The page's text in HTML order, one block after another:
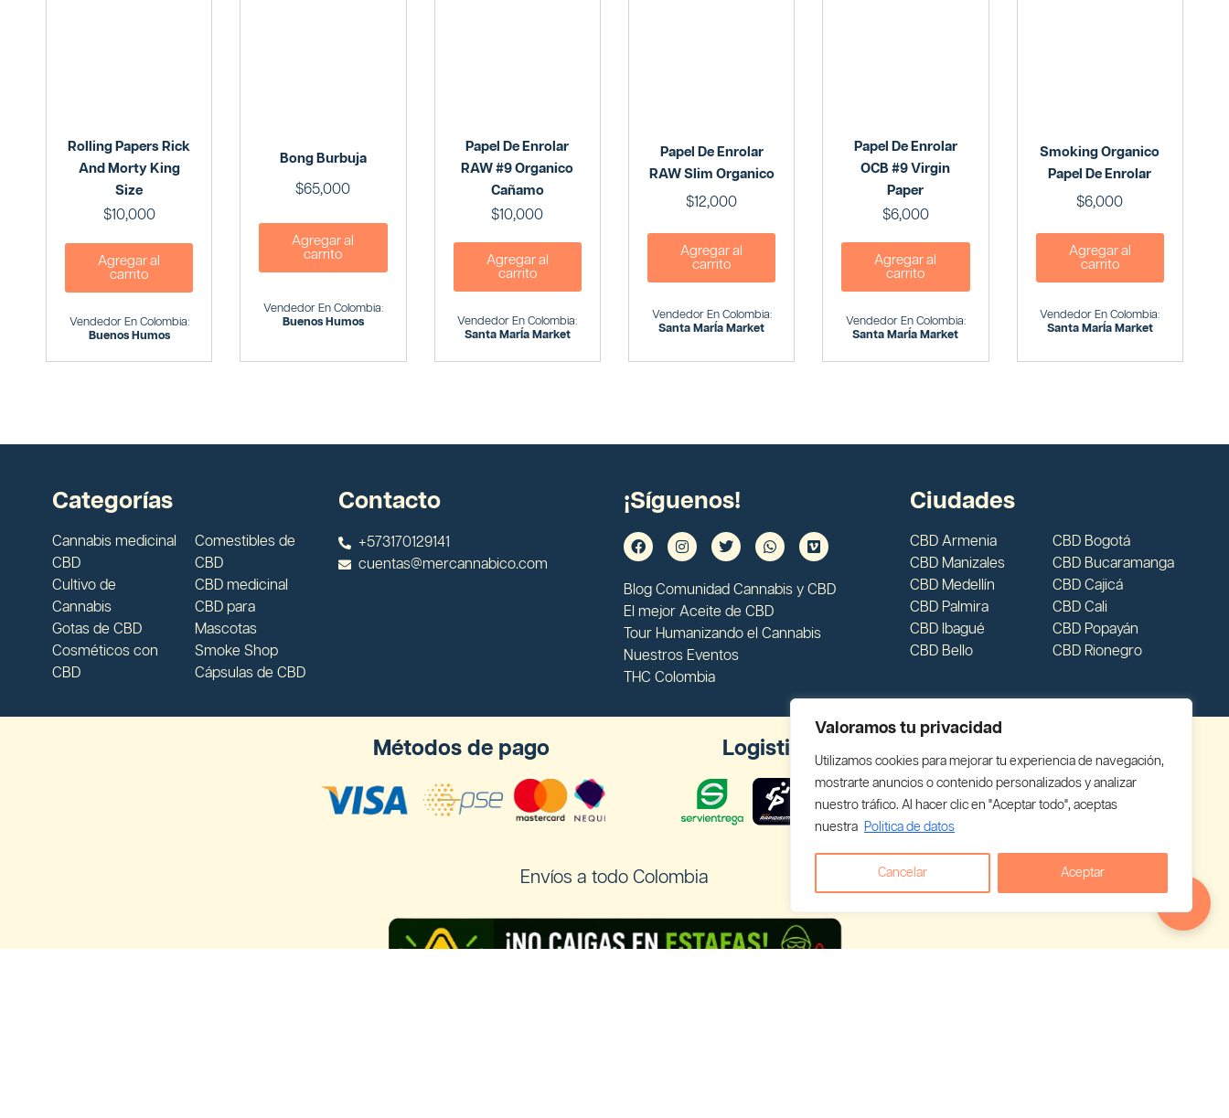
Valoramos tu privacidad
Utilizamos cookies para mejorar tu experiencia de navegación,
mostrarte anuncios o contenido personalizados y analizar
nuestro tráfico. Al hacer clic en "Aceptar todo", aceptas
nuestra Politica de datos
Cancelar Aceptar
Rolling Papers Rick
And Morty King
Size
$10,000
Agregar al
carrito
Vendedor En Colombia:
Buenos Humos
Bong Burbuja
$65,000
Agregar al
carrito
Vendedor En Colombia:
Buenos Humos
Papel De Enrolar
RAW #9 Organico
Cañamo
$10,000
Agregar al
carrito
Vendedor En Colombia:
Santa MarÍa Market
Papel De Enrolar
RAW Slim Organico
$12,000
Agregar al
carrito
Vendedor En Colombia:
Santa MarÍa Market
Papel De Enrolar
OCB #9 Virgin
Paper
$6,000
Agregar al
carrito
Vendedor En Colombia:
Santa MarÍa Market
Smoking Organico
Papel De Enrolar
$6,000
Agregar al
carrito
Vendedor En Colombia:
Santa MarÍa Market
Categorías
Cannabis medicinal
CBD
Cultivo de
Cannabis
Gotas de CBD
Cosméticos con
CBD
Comestibles de
CBD
CBD medicinal
CBD para
Mascotas
Smoke Shop
Cápsulas de CBD
Contacto
+573170129141
cuentas@mercannabico.com
¡Síguenos!
Blog Comunidad Cannabis y CBD
El mejor Aceite de CBD
Tour Humanizando el Cannabis
Nuestros Eventos
THC Colombia
Ciudades
CBD Armenia
CBD Manizales
CBD Medellín
CBD Palmira
CBD Ibagué
CBD Bello
CBD Bogotá
CBD Bucaramanga
CBD Cajicá
CBD Cali
CBD Popayán
CBD Rionegro
Métodos de pago Logistica
Envíos a todo Colombia